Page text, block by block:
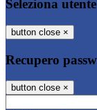
Seleziona utente
button close ×
Recupero
button close ×